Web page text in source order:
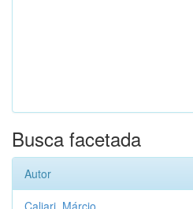
Busca facetada
Autor